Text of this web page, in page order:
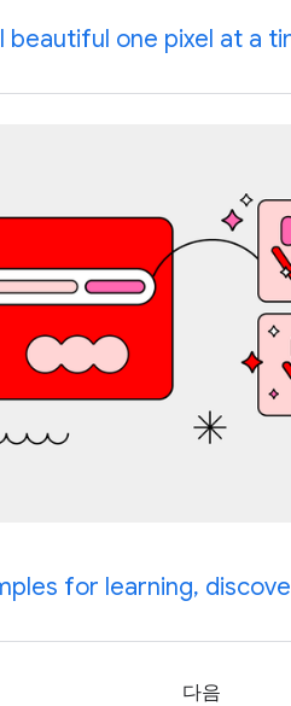
beautiful one pixel at a
for learning,
다음